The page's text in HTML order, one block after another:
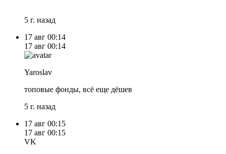
5 г. назад
17 авг 00:14
17 авг 00:14
Yaroslav
топовые фонды, всё еще дёшев
5 г. назад
17 авг 00:15
17 авг 00:15
VK